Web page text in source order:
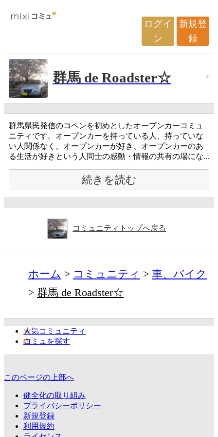
ログイ
ン
新規登
録
群馬 de Roadster☆
群馬県民発信のコペンを初めとしたオープンカーコミュ
ニティです。オープンカーを持っている人、持っていな
い人関係なく、オープンカーが好き、オープンカーのあ
る生活が好きという人同士の感動・情報の共有の場にな...
続きを読む
コミュニティトップへ戻る
ホーム コミュニティ
車、バイク
群馬 de Roadster☆
人気コミュニティ
コミュを探す
このページの上部へ
健全化の取り組み
プライバシーポリシー
新規登録
利用規約